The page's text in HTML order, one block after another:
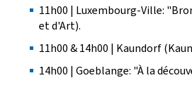
11h00 | Luxembourg-Ville: "
et d'Art).
11h00 & 14h00 | Kaundorf
14h00 | Goeblange: "À la